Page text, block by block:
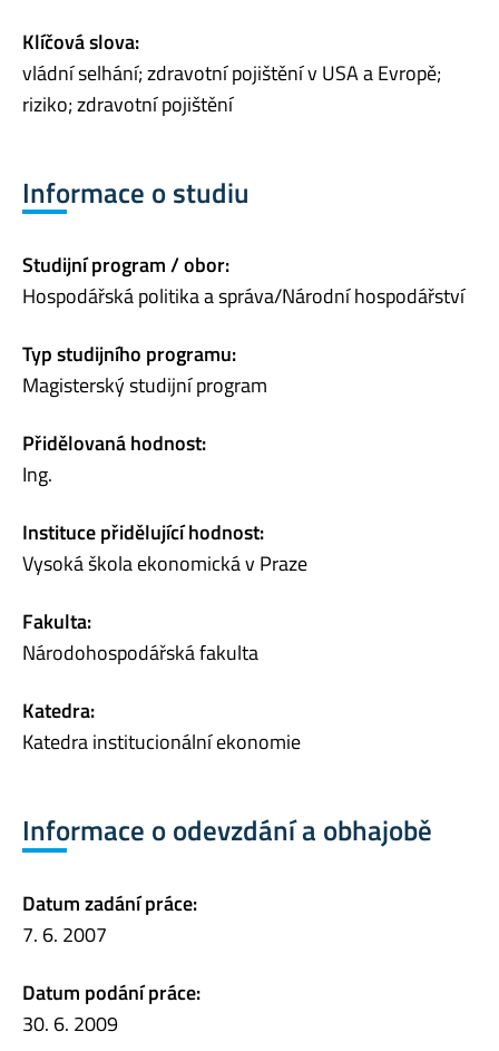
Klíčová slova:
vládní selhání; zdravotní pojištění v USA a Evropě;
riziko; zdravotní pojištění
Informace o studiu
Studijní program / obor:
Hospodářská politika a správa/Národní hospodářství
Typ studijního programu:
Magisterský studijní program
Přidělovaná hodnost:
Ing.
Instituce přidělující hodnost:
Vysoká škola ekonomická v Praze
Fakulta:
Národohospodářská fakulta
Katedra:
Katedra institucionální ekonomie
Informace o odevzdání a obhajobě
Datum zadání práce:
7. 6. 2007
Datum podání práce:
30. 6. 2009